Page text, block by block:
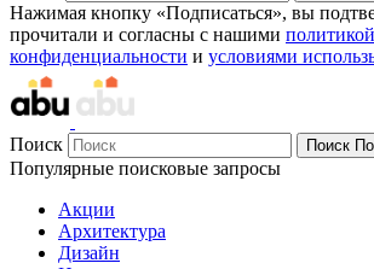
Нажимая кнопку «Подписаться», вы
прочитали и согласны с нашими политикой
конфиденциальности и условиями
Поиск Поиск
Популярные поисковые запросы
Акции
Архитектура
Дизайн